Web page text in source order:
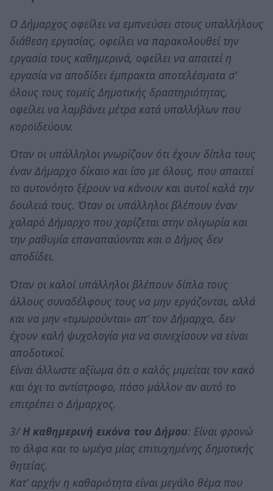
Ο Δήμαρχος οφείλει να εμπνεύσει στους υπαλλήλους
διάθεση εργασίας, οφείλει να παρακολουθεί την
εργασία τους καθημερινά, οφείλει να απαιτεί η
εργασία να αποδίδει έμπρακτα αποτελέσματα σ’
όλους τους τομείς Δημοτικής δραστηριότητας,
οφείλει να λαμβάνει μέτρα κατά υπαλλήλων που
κοροϊδεύουν.
Όταν οι υπάλληλοι γνωρίζουν ότι έχουν δίπλα τους
έναν Δήμαρχο δίκαιο και ίσο με όλους, που απαιτεί
το αυτονόητο ξέρουν να κάνουν και αυτοί καλά την
δουλειά τους. Όταν οι υπάλληλοι βλέπουν έναν
χαλαρό Δήμαρχο που χαρίζεται στην ολιγωρία και
την ραθυμία επαναπαύονται και ο Δήμος δεν
αποδίδει.
Όταν οι καλοί υπάλληλοι βλέπουν δίπλα τους
άλλους συναδέλφους τους να μην εργάζονται, αλλά
και να μην «τιμωρούνται» απ’ τον Δήμαρχο, δεν
έχουν καλή ψυχολογία για να συνεχίσουν να είναι
αποδοτικοί.
Είναι άλλωστε αξίωμα ότι ο καλός μιμείται τον κακό
και όχι το αντίστροφο, πόσο μάλλον αν αυτό το
επιτρέπει ο Δήμαρχος.
3/Η καθημερινή εικόνα του Δήμου: Είναι φρονώ
το άλφα και το ωμέγα μίας επιτυχημένης δημοτικής
θητείας.
Κατ’ αρχήν η καθαριότητα είναι μεγάλο θέμα που